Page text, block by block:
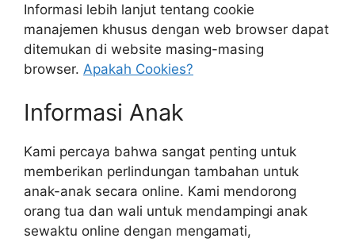
Informasi lebih lanjut tentang cookie
manajemen khusus dengan web browser dapat
ditemukan di website masing-masing
browser. Apakah Cookies?
Informasi Anak
Kami percaya bahwa sangat penting untuk
memberikan perlindungan tambahan untuk
anak-anak secara online. Kami mendorong
orang tua dan wali untuk mendampingi anak
sewaktu online dengan mengamati,